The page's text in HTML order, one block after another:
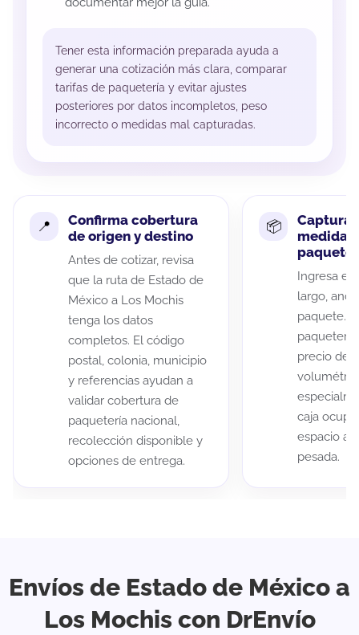
Tener esta información preparada ayuda a
generar una cotización más clara, comparar
tarifas de paquetería y evitar ajustes
posteriores por datos incompletos, peso
incorrecto o medidas mal capturadas.
Confirma cobertura
de origen y destino
Antes de cotizar, revisa
que la ruta de Estado de
México a Los Mochis
tenga los datos
completos. El código
postal, colonia, municipio
y referencias ayudan a
validar cobertura de
paquetería nacional,
recolección disponible y
opciones de entrega.
Captura
medidas
paquete
Ingresa el
largo,
paquete.
precio de
caja
espacio
pesada.
Envíos de Estado de México a
Los Mochis con DrEnvío